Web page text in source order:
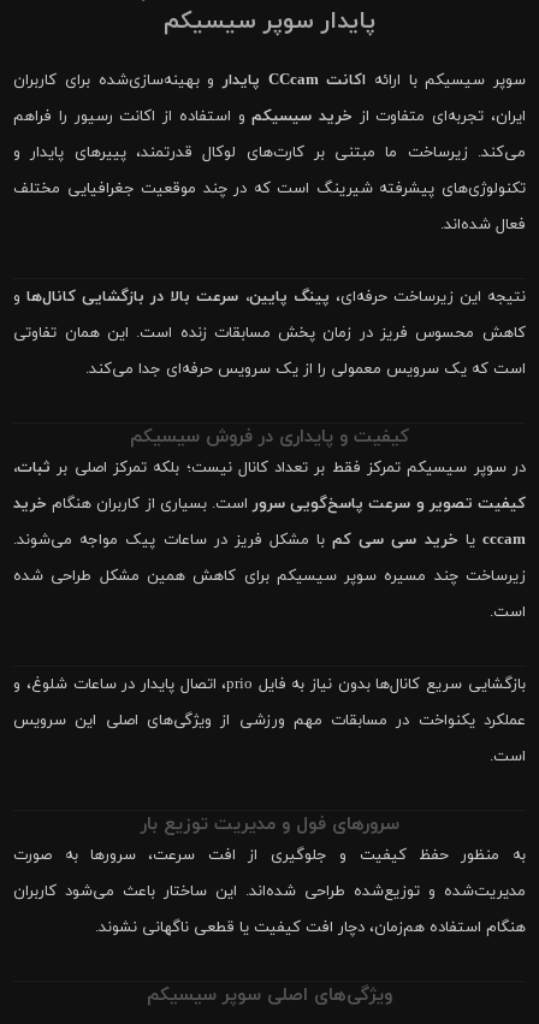
پایدار سوپر سیسیکم
سوپر سیسیکم با ارائه اکانت CCcam پایدار
و بهینه‌سازی‌شده برای کاربران
ایران، تجربه‌ای متفاوت از خرید سیسیکمو استفاده از اکانت رسیور را فراهم
می‌کند. زیرساخت ما مبتنی بر کارت‌های لوکال قدرتمند، پییرهای پایدار و
تکنولوژی‌های پیشرفته شیرینگ است که در چند موقعیت جغرافیایی مختلف
فعال شده‌اند.
نتیجه این زیرساخت حرفه‌ای، پینگ پایین، سرعت بالا در بازگشایی کانال‌هاو
کاهش محسوس فریز در زمان پخش مسابقات زنده است. این همان تفاوتی
است که یک سرویس معمولی را از یک سرویس حرفه‌ای جدا می‌کند.
کیفیت و پایداری در فروش سیسیکم
در سوپر سیسیکم تمرکز فقط بر تعداد کانال نیست؛ بلکه تمرکز اصلی بر ثبات،
کیفیت تصویر و سرعت پاسخ‌گویی سروراست. بسیاری از کاربران هنگام خرید
cccam یا خرید سی سی کمبا مشکل فریز در ساعات پیک مواجه می‌شوند.
زیرساخت چند مسیره سوپر سیسیکم برای کاهش همین مشکل طراحی شده
است.
بازگشایی سریع کانال‌ها بدون نیاز به فایل prio، اتصال پایدار در ساعات شلوغ، و
عملکرد یکنواخت در مسابقات مهم ورزشی از ویژگی‌های اصلی این سرویس
است.
سرورهای فول و مدیریت توزیع بار
به منظور حفظ کیفیت و جلوگیری از افت سرعت، سرورها به صورت
مدیریت‌شده و توزیع‌شده طراحی شده‌اند. این ساختار باعث می‌شود کاربران
هنگام استفاده هم‌زمان، دچار افت کیفیت یا قطعی ناگهانی نشوند.
ویژگی‌های اصلی سوپر سیسیکم